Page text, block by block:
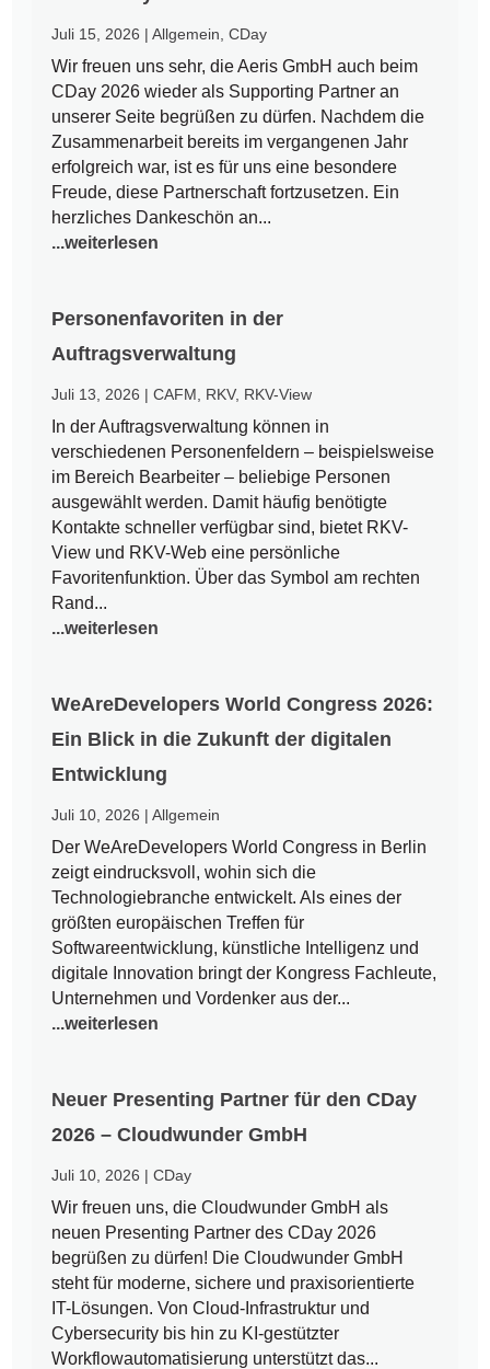
Juli 15, 2026 |Allgemein ,CDay
Wir freuen uns sehr, die Aeris GmbH auch beim
CDay 2026 wieder als Supporting Partner an
unserer Seite begrüßen zu dürfen. Nachdem die
Zusammenarbeit bereits im vergangenen Jahr
erfolgreich war, ist es für uns eine besondere
Freude, diese Partnerschaft fortzusetzen. Ein
herzliches Dankeschön an...
...weiterlesen
Personenfavoriten in der
Auftragsverwaltung
Juli 13, 2026 |CAFM RKV, RKV-View
In der Auftragsverwaltung können in
verschiedenen Personenfeldern – beispielsweise
im Bereich Bearbeiter – beliebige Personen
ausgewählt werden. Damit häufig benötigte
Kontakte schneller verfügbar sind, bietet RKV-
View und RKV-Web eine persönliche
Favoritenfunktion. Über das Symbol am rechten
Rand...
...weiterlesen
WeAreDevelopers World Congress 2026:
Ein Blick in die Zukunft der digitalen
Entwicklung
Juli 10, 2026 |Allgemein
Der WeAreDevelopers World Congress in Berlin
zeigt eindrucksvoll, wohin sich die
Technologiebranche entwickelt. Als eines der
größten europäischen Treffen für
Softwareentwicklung, künstliche Intelligenz und
digitale Innovation bringt der Kongress Fachleute,
Unternehmen und Vordenker aus der...
...weiterlesen
Neuer Presenting Partner für den CDay
2026 – Cloudwunder GmbH
Juli 10, 2026 |CDay
Wir freuen uns, die Cloudwunder GmbH als
neuen Presenting Partner des CDay 2026
begrüßen zu dürfen! Die Cloudwunder GmbH
steht für moderne, sichere und praxisorientierte
IT-Lösungen. Von Cloud-Infrastruktur und
Cybersecurity bis hin zu KI-gestützter
Workflowautomatisierung unterstützt das...